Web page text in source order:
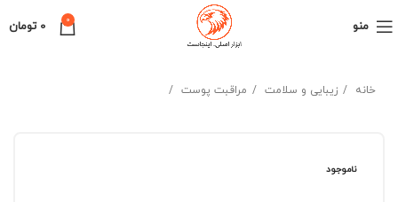
منو 0
0 تومان
خانه زیبایی و سلامت مراقبت پوست
ناموجود